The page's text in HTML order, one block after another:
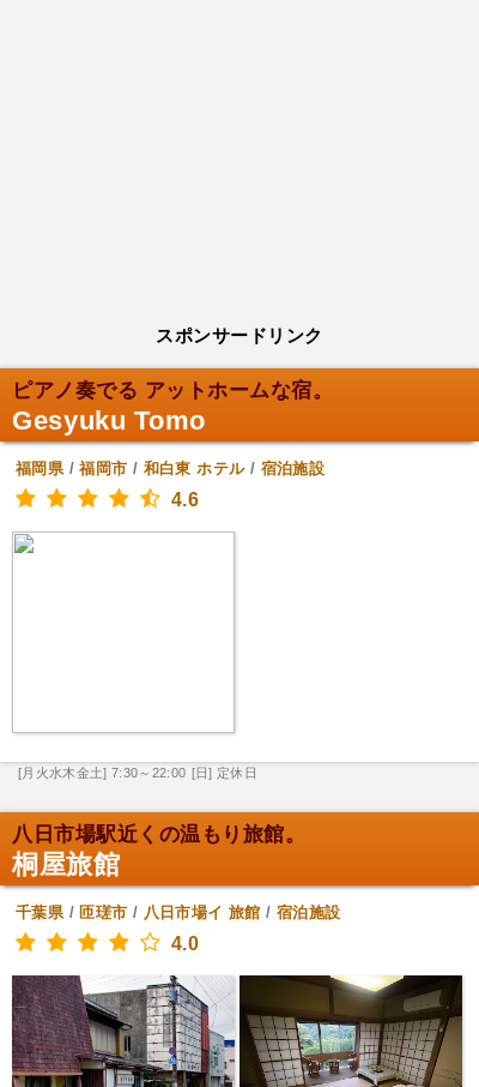
スポンサードリンク
ピアノ奏でる アットホームな宿。
Gesyuku Tomo
福岡県/福岡市 / 和白東 ホテル/ 宿泊施設
4.6
[月火水木金土] 7:30～22:00 [日] 定休日
八日市場駅近くの温もり旅館。
桐屋旅館
千葉県/ 匝瑳市 / 八日市場イ 旅館 / 宿泊施設
4.0